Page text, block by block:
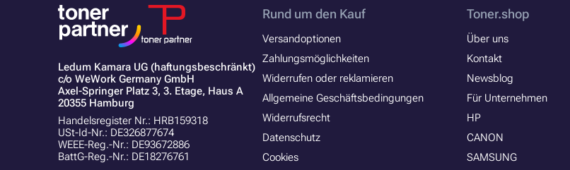
Ledum Kamara UG (haftungsbeschränkt)
c/o WeWork Germany GmbH
Axel-Springer Platz 3, 3. Etage, Haus A
20355 Hamburg
Handelsregister Nr.: HRB159318
USt-Id-Nr.: DE326877674
WEEE-Reg.-Nr.: DE93672886
BattG-Reg.-Nr.: DE18276761
Rund um den Kauf
Versandoptionen
Zahlungsmöglichkeiten
Widerrufen oder reklamieren
Allgemeine Geschäftsbedingungen
Widerrufsrecht
Datenschutz
Cookies
Toner.shop
Über uns
Kontakt
Newsblog
Für Unternehmen
HP
CANON
SAMSUNG